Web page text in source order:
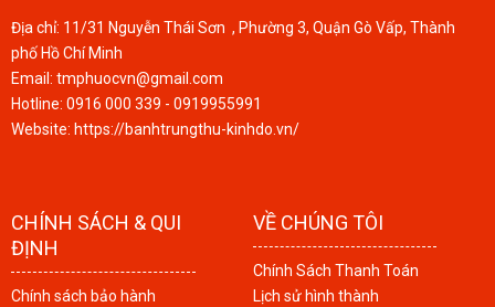
Địa chỉ: 11/31 Nguyễn Thái Sơn , Phường 3, Quận Gò Vấp, Thành
phố Hồ Chí Minh
Email: tmphuocvn@gmail.com
Hotline: 0916 000 339 - 0919955991
Website: https://banhtrungthu-kinhdo.vn/
CHÍNH SÁCH & QUI
ĐỊNH
Chính sách bảo hành
VỀ CHÚNG TÔI
Chính Sách Thanh Toán
Lịch sử hình thành